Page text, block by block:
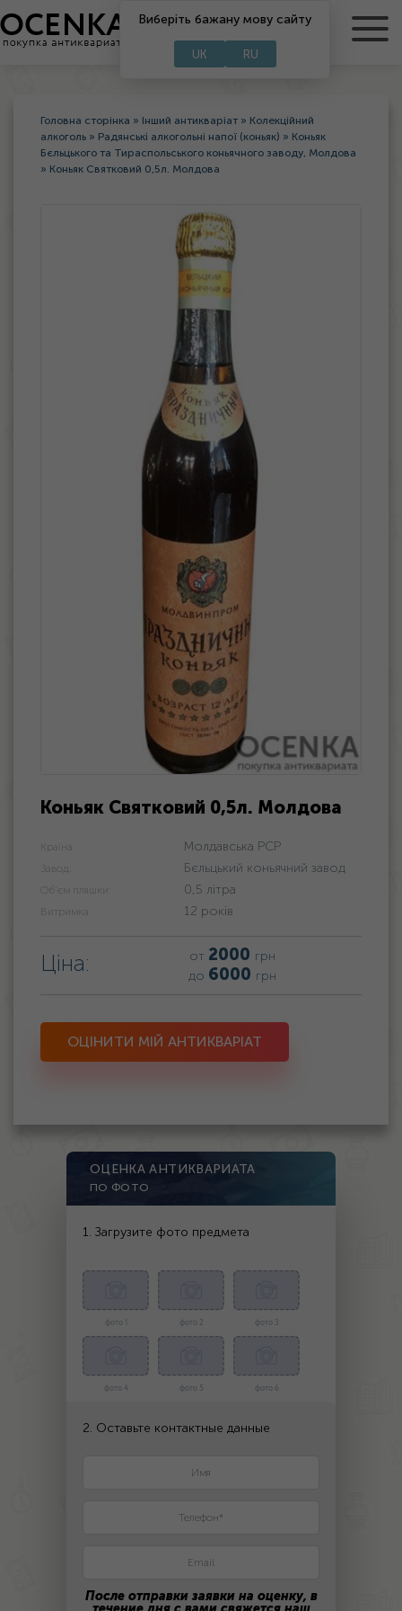
RU
Виберіть бажану мову сайту
UK RU
Головна сторінка » Інший антикваріат » Колекційний
алкоголь » Радянські алкогольні напої (коньяк) » Коньяк
Бєльцького та Тираспольського коньячного заводу, Молдова
» Коньяк Святковий 0,5л. Молдова
Коньяк Святковий 0,5л. Молдова
Країна: Молдавська РСР
Завод: Бєльцький коньячний завод
Об'єм пляшки: 0,5 літра
Витримка: 12 років
Ціна: от 2000 грн
до 6000 грн
ОЦІНИТИ МІЙ АНТИКВАРІАТ
ОЦЕНКА АНТИКВАРИАТА
ПО ФОТО
1. Загрузите фото предмета
фото 1 фото 2 фото 3
фото 4 фото 5 фото 6
2. Оставьте контактные данные
После отправки заявки на оценку, в